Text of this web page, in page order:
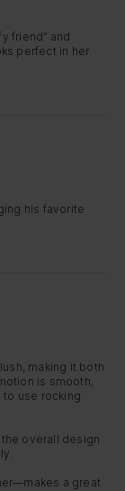
friend” and
perfect in her
his favorite
making it both
is smooth,
use rocking
overall design
a great